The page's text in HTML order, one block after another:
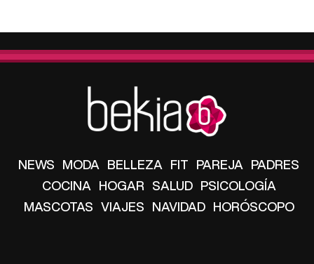
NEWS MODA BELLEZA FIT PAREJA PADRES
COCINA HOGAR SALUD PSICOLOGÍA
MASCOTAS VIAJES NAVIDAD HORÓSCOPO